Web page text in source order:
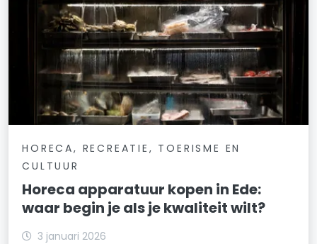
HORECA, RECREATIE, TOERISME EN
CULTUUR
Horeca apparatuur kopen in Ede:
waar begin je als je kwaliteit wilt?
3 januari 2026